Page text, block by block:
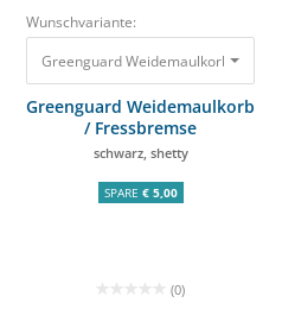
Wunschvariante:
Greenguard Weidemaulkorb /
Greenguard Weidemaulkorb
/ Fressbremse
schwarz, shetty
SPARE € 5,00
(0)